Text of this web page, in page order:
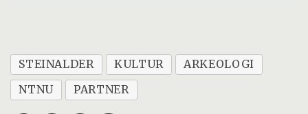
STEINALDER KULTUR
ARKEOLOGI
NTNU
PARTNER